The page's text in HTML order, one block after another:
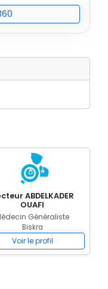
ABDELKADER
OUAFI
Généraliste
Biskra
Voir le profil